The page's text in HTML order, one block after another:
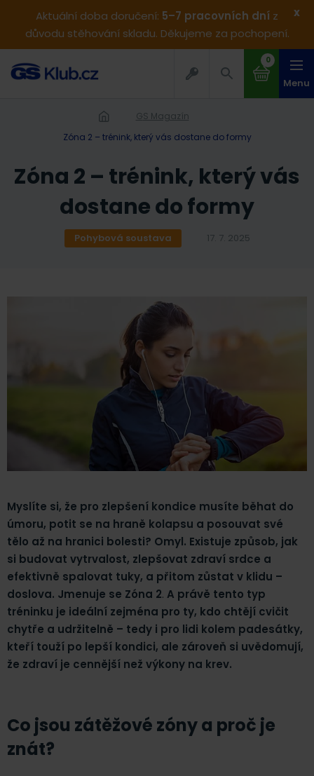
Aktuální doba doručení: 5–7 pracovních dní z
důvodu stěhování skladu. Děkujeme za pochopení.
x
0
Menu
GS Magazín
Zóna 2 – trénink, který vás dostane do formy
Zóna 2 – trénink, který vás
dostane do formy
Pohybová soustava 17. 7. 2025
Myslíte si, že pro zlepšení kondice musíte běhat do
úmoru, potit se na hraně kolapsu a posouvat své
tělo až na hranici bolesti? Omyl. Existuje způsob, jak
si budovat vytrvalost, zlepšovat zdraví srdce a
efektivně spalovat tuky, a přitom zůstat v klidu –
doslova. Jmenuje se Zóna 2. A právě tento typ
tréninku je ideální zejména pro ty, kdo chtějí cvičit
chytře a udržitelně – tedy i pro lidi kolem padesátky,
kteří touží po lepší kondici, ale zároveň si uvědomují,
že zdraví je cennější než výkony na krev.
Co jsou zátěžové zóny a proč je
znát?